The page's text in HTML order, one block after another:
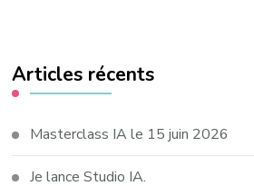
Articles récents
Masterclass IA le 15 juin 2026
Je lance Studio IA.